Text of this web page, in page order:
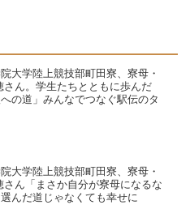
大学陸上競技部町田寮、寮母・
さん。学生たちとともに歩んだ
への道」みんなでつなぐ駅伝のタ
大学陸上競技部町田寮、寮母・
さん「まさか自分が寮母になるな
んだ道じゃなくても幸せに